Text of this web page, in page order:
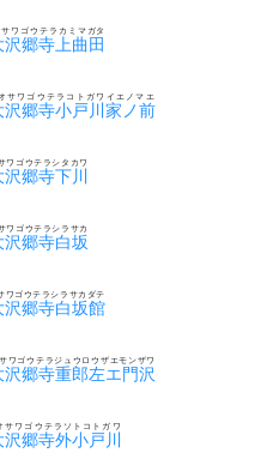
郷寺上曲田
ワゴウテラカミマガタ
郷寺小戸川家ノ前
サワゴウテラコトガワイエノマエ
郷寺下川
ワゴウテラシタカワ
郷寺白坂
ワゴウテラシラサカ
郷寺白坂館
ワゴウテラシラサカダテ
郷寺重郎左エ門沢
ワゴウテラジュウロウザエモンザワ
郷寺外小戸川
サワゴウテラソトコトガワ